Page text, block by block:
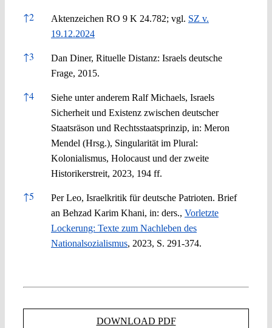
↑2 Aktenzeichen RO 9 K 24.782; vgl. SZ v.
19.12.2024
↑3
Dan Diner, Rituelle Distanz: Israels deutsche
Frage, 2015.
↑4
Siehe unter anderem Ralf Michaels, Israels
Sicherheit und Existenz zwischen deutscher
Staatsräson und Rechtsstaatsprinzip, in: Meron
Mendel (Hrsg.), Singularität im Plural:
Kolonialismus, Holocaust und der zweite
Historikerstreit, 2023, 194 ff.
↑5
Per Leo, Israelkritik für deutsche Patrioten. Brief
an Behzad Karim Khani, in: ders., Vorletzte
Lockerung: Texte zum Nachleben des
Nationalsozialismus, 2023, S. 291-374.
DOWNLOAD PDF